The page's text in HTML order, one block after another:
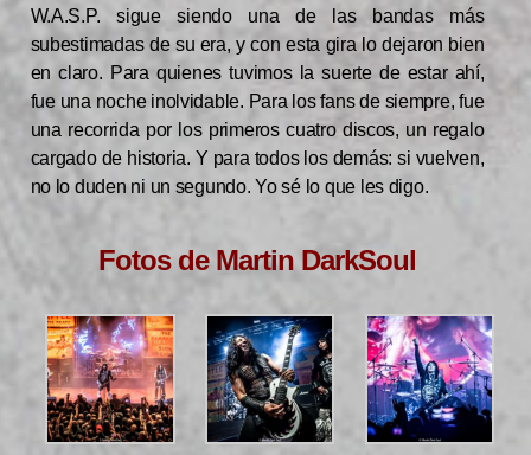
W.A.S.P. sigue siendo una de las bandas más
subestimadas de su era, y con esta gira lo dejaron bien
en claro. Para quienes tuvimos la suerte de estar ahí,
fue una noche inolvidable. Para los fans de siempre, fue
una recorrida por los primeros cuatro discos, un regalo
cargado de historia. Y para todos los demás: si vuelven,
no lo duden ni un segundo. Yo sé lo que les digo.
Fotos de Martin DarkSoul